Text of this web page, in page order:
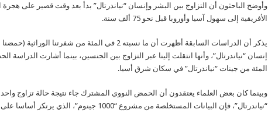
وأوضح الباحثون أن التزاوج بين البشر وإنسان “نياندرتال” بدأ بعد وقت قصير على
الأفريقية إلى سهول آسيا وأوروبا قبل نحو 75 ألف سنة.
يذكر أن الدراسات السابقة أظهرت أن ما نسبته 2 في المئة من
المئة من جينات “نياندرتال” في سكان شرق أسيا.
وبينما كان بعض العلماء يعتقدون أن الحمض النووي المشترك جاء نتيجة حالة تزاوج
“نياندرتال”، فإن البيانات المستخلصة من مشروع “1000